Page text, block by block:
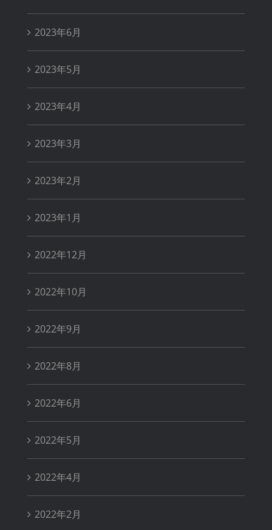
2023年6月
2023年5月
2023年4月
2023年3月
2023年2月
2023年1月
2022年12月
2022年10月
2022年9月
2022年8月
2022年6月
2022年5月
2022年4月
2022年2月